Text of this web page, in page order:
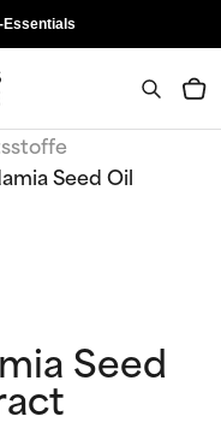
Essentials
Seed Oil
Seed